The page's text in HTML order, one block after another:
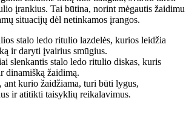
įrankius. Tai būtina, norint mėgautis žaidimu
situacijų dėl netinkamos įrangos.
stalo ledo ritulio lazdelės, kurios leidžia
ir daryti įvairius smūgius.
slenkantis stalo ledo ritulio diskas, kuris
dinamišką žaidimą.
ant kurio žaidžiama, turi būti lygus,
ir atitikti taisyklių reikalavimus.